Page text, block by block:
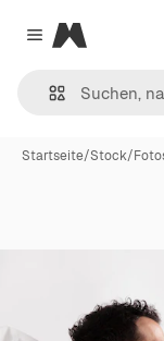
Close menu
Magnific
Startseite/Stock/